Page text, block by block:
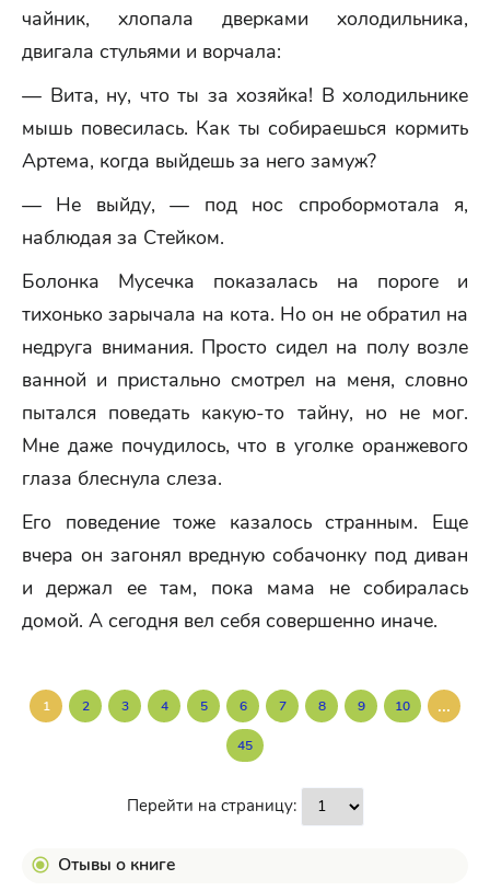
чайник, хлопала дверками холодильника,
двигала стульями и ворчала:
— Вита, ну, что ты за хозяйка! В холодильнике
мышь повесилась. Как ты собираешься кормить
Артема, когда выйдешь за него замуж?
— Не выйду, — под нос спробормотала я,
наблюдая за Стейком.
Болонка Мусечка показалась на пороге и
тихонько зарычала на кота. Но он не обратил на
недруга внимания. Просто сидел на полу возле
ванной и пристально смотрел на меня, словно
пытался поведать какую-то тайну, но не мог.
Мне даже почудилось, что в уголке оранжевого
глаза блеснула слеза.
Его поведение тоже казалось странным. Еще
вчера он загонял вредную собачонку под диван
и держал ее там, пока мама не собиралась
домой. А сегодня вел себя совершенно иначе.
1 2 3 4 5 6 7 8 9 10 ...
45
Перейти на страницу:
Отывы о книге